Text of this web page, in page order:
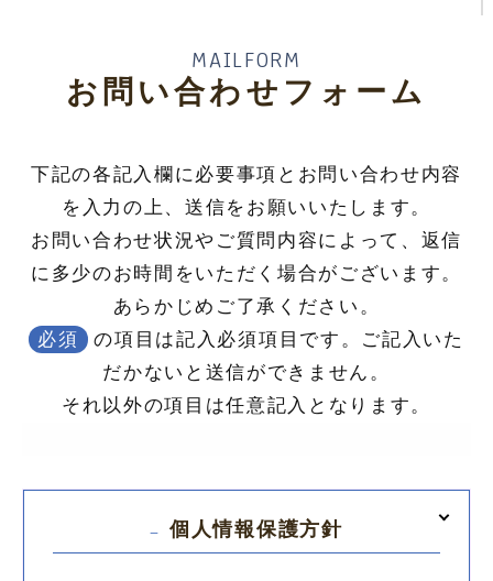
MAILFORM
お問い合わせフォーム
下記の各記入欄に必要事項とお問い合わせ内容
を入力の上、送信をお願いいたします。
お問い合わせ状況やご質問内容によって、返信
に多少のお時間をいただく場合がございます。
あらかじめご了承ください。
必須
の項目は記入必須項目です。ご記入いた
だかないと送信ができません。
それ以外の項目は任意記入となります。
個人情報保護方針